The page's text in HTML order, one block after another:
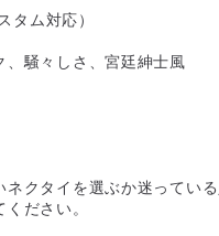
ム対応）
、騒々しさ、宮廷紳士風
クタイを選ぶか迷ってい
ださい。